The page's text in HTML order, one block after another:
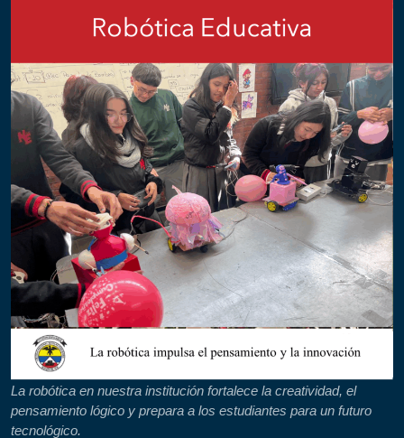
La robótica en nuestra institución fortalece la creatividad, el
pensamiento lógico y prepara a los estudiantes para un futuro
tecnológico.